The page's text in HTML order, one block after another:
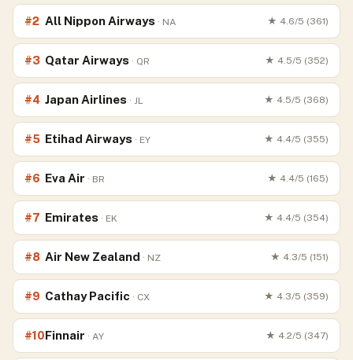
#2 All Nippon Airways · NA ★ 4.6/5 (361)
#3 Qatar Airways · QR ★ 4.5/5 (352)
#4 Japan Airlines · JL ★ 4.5/5 (368)
#5 Etihad Airways · EY ★ 4.4/5 (355)
#6 Eva Air · BR ★ 4.4/5 (165)
#7 Emirates · EK ★ 4.4/5 (354)
#8 Air New Zealand · NZ ★ 4.3/5 (151)
#9 Cathay Pacific · CX ★ 4.3/5 (359)
#10Finnair · AY ★ 4.2/5 (347)